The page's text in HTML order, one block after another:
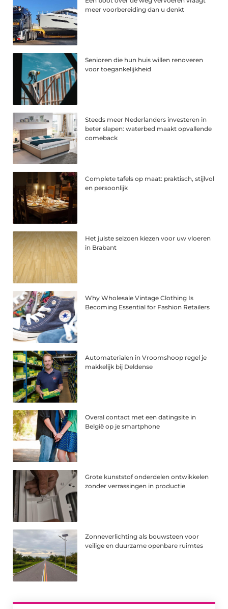
meer voorbereiding dan u denkt
Senioren die hun huis willen renoveren
voor toegankelijkheid
Steeds meer Nederlanders investeren in
beter slapen: waterbed maakt opvallende
comeback
Complete tafels op maat: praktisch, stijlvol
en persoonlijk
Het juiste seizoen kiezen voor uw vloeren
in Brabant
Why Wholesale Vintage Clothing Is
Becoming Essential for Fashion Retailers
Automaterialen in Vroomshoop regel je
makkelijk bij Deldense
Overal contact met een datingsite in
België op je smartphone
Grote kunststof onderdelen ontwikkelen
zonder verrassingen in productie
Zonneverlichting als bouwsteen voor
veilige en duurzame openbare ruimtes